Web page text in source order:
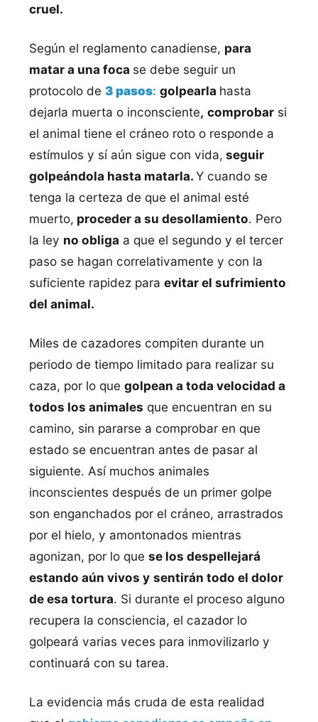
cruel.
Según el reglamento canadiense, para
matar a una foca se debe seguir un
protocolo de 3 pasos: golpearla hasta
dejarla muerta o inconsciente, comprobarsi
el animal tiene el cráneo roto o responde a
estímulos y sí aún sigue con vida, seguir
golpeándola hasta matarla.Y cuando se
tenga la certeza de que el animal esté
muerto, proceder a su desollamiento. Pero
la ley no obliga a que el segundo y el tercer
paso se hagan correlativamente y con la
suficiente rapidez para evitar el sufrimiento
del animal.
Miles de cazadores compiten durante un
periodo de tiempo limitado para realizar su
caza, por lo que golpean a toda velocidad a
todos los animales que encuentran en su
camino, sin pararse a comprobar en que
estado se encuentran antes de pasar al
siguiente. Así muchos animales
inconscientes después de un primer golpe
son enganchados por el cráneo, arrastrados
por el hielo, y amontonados mientras
agonizan, por lo que se los despellejará
estando aún vivos y sentirán todo el dolor
de esa tortura. Si durante el proceso alguno
recupera la consciencia, el cazador lo
golpeará varias veces para inmovilizarlo y
continuará con su tarea.
La evidencia más cruda de esta realidad